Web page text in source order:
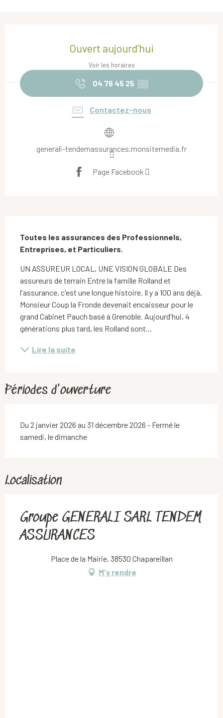
Ouvert aujourd'hui
Voir les horaires
04 76 45 25 ▒▒
Contactez-nous
generali-tendemassurances.monsitemedia.fr
Page Facebook
Toutes les assurances des Professionnels,
Entreprises, et Particuliers.
UN ASSUREUR LOCAL, UNE VISION GLOBALE Des
assureurs de terrain Entre la famille Rolland et
l'assurance, c'est une longue histoire. Il y a 100 ans déjà,
Monsieur Coup la Fronde devenait encaisseur pour le
grand Cabinet Pauch basé à Grenoble. Aujourd'hui, 4
générations plus tard, les Rolland sont...
Lire la suite
Périodes d'ouverture
Du 2 janvier 2026 au 31 décembre 2026 - Fermé le
samedi, le dimanche
Localisation
Groupe GENERALI SARL TENDEM
ASSURANCES
Place de la Mairie, 38530 Chapareillan
M'y rendre